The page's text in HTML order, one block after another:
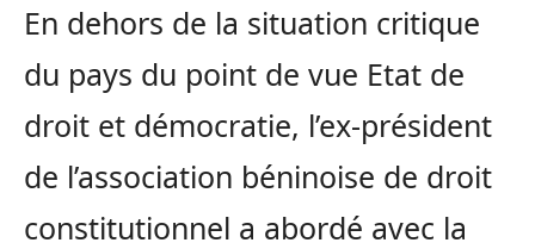
En dehors de la situation critique
du pays du point de vue Etat de
droit et démocratie, l’ex-président
de l’association béninoise de droit
constitutionnel a abordé avec la